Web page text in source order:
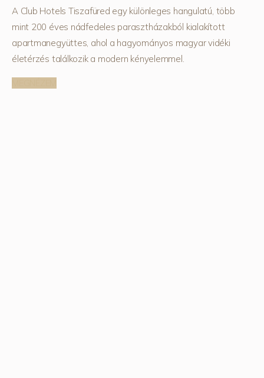
A Club Hotels Tiszafüred egy különleges hangulatú, több
mint 200 éves nádfedeles parasztházakból kialakított
apartmanegyüttes, ahol a hagyományos magyar vidéki
életérzés találkozik a modern kényelemmel.